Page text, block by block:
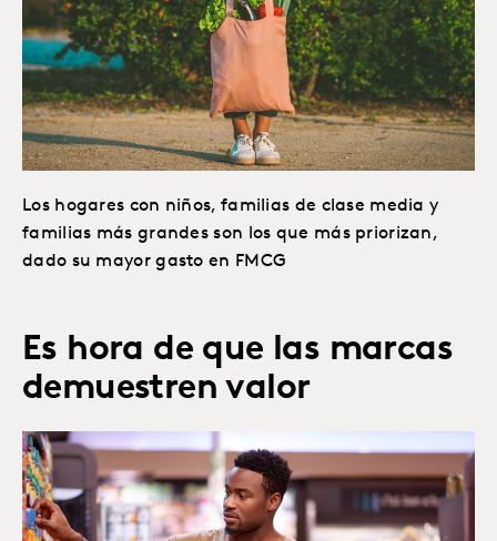
Los hogares con niños, familias de clase media y
familias más grandes son los que más priorizan,
dado su mayor gasto en FMCG
Es hora de que las marcas
demuestren valor